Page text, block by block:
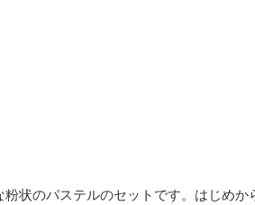
状のパステルのセットです。はじめ